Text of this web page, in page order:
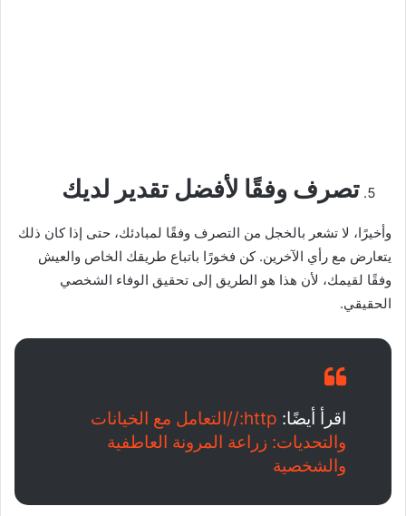
تصرف وفقًا لأفضل تقدير لديك
وأخيرًا، لا تشعر بالخجل من التصرف وفقًا لمبادئك، حتى إذا كان ذلك
يتعارض مع رأي الآخرين. كن فخورًا باتباع طريقك الخاص والعيش
وفقًا لقيمك، لأن هذا هو الطريق إلى تحقيق الوفاء الشخصي
الحقيقي.
اقرأ أيضًا:
http://التعامل مع الخيانات
والتحديات: زراعة المرونة العاطفية
والشخصية